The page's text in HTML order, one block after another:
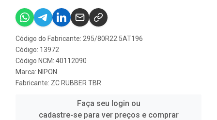
Código do Fabricante: 295/80R22.5AT196
Código: 13972
Código NCM: 40112090
Marca: NIPON
Fabricante: ZC RUBBER TBR
Faça seu login ou
cadastre-se para ver preços e comprar